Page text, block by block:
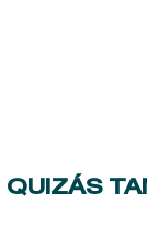
QUIZÁS